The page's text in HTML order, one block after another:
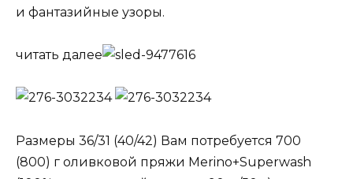
и фантазийные узоры.
читать далее
Размеры 36/31 (40/42) Вам потребуется 700
(800) г оливковой пряжи Merino+Superwash